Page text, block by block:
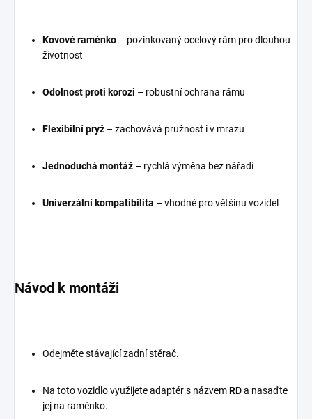
Kovové raménko – pozinkovaný ocelový rám pro dlouhou
životnost
Odolnost proti korozi – robustní ochrana rámu
Flexibilní pryž – zachovává pružnost i v mrazu
Jednoduchá montáž – rychlá výměna bez nářadí
Univerzální kompatibilita – vhodné pro většinu vozidel
Návod k montáži
Odejměte stávající zadní stěrač.
Na toto vozidlo využijete adaptér s názvemRDa nasaďte
jej na raménko.